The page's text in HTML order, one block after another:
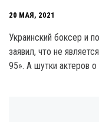
20 МАЯ, 2021
Украинский боксер и
заявил, что не
95». А шутки актеров